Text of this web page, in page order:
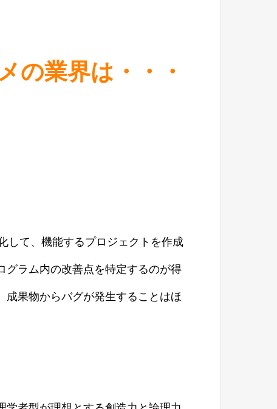
の業界は・・・
して、機能するプロジェクトを作成
グラム内の改善点を特定するのが得
果物からバグが発生することはほ